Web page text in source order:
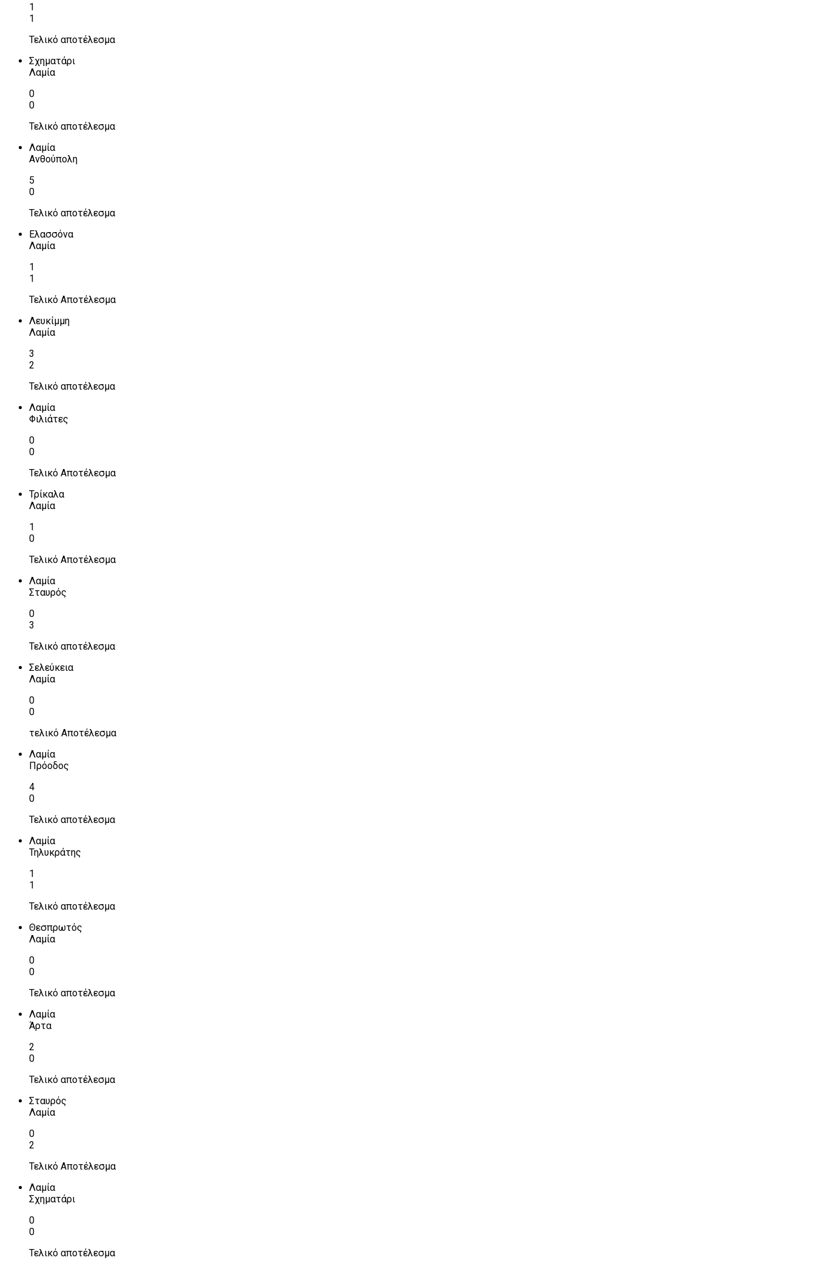
1
1
Τελικό αποτέλεσμα
Σχηματάρι
Λαμία
0
0
Τελικό αποτέλεσμα
Λαμία
Ανθούπολη
5
0
Τελικό αποτέλεσμα
Ελασσόνα
Λαμία
1
1
Τελικό Αποτέλεσμα
Λευκίμμη
Λαμία
3
2
Τελικό αποτέλεσμα
Λαμία
Φιλιάτες
0
0
Τελικό Αποτέλεσμα
Τρίκαλα
Λαμία
1
0
Τελικό Αποτέλεσμα
Λαμία
Σταυρός
0
3
Τελικό αποτέλεσμα
Σελεύκεια
Λαμία
0
0
τελικό Αποτέλεσμα
Λαμία
Πρόοδος
4
0
Τελικό αποτέλεσμα
Λαμία
Τηλυκράτης
1
1
Τελικό αποτέλεσμα
Θεσπρωτός
Λαμία
0
0
Τελικό αποτέλεσμα
Λαμία
Άρτα
2
0
Τελικό αποτέλεσμα
Σταυρός
Λαμία
0
2
Τελικό Αποτέλεσμα
Λαμία
Σχηματάρι
0
0
Τελικό αποτέλεσμα